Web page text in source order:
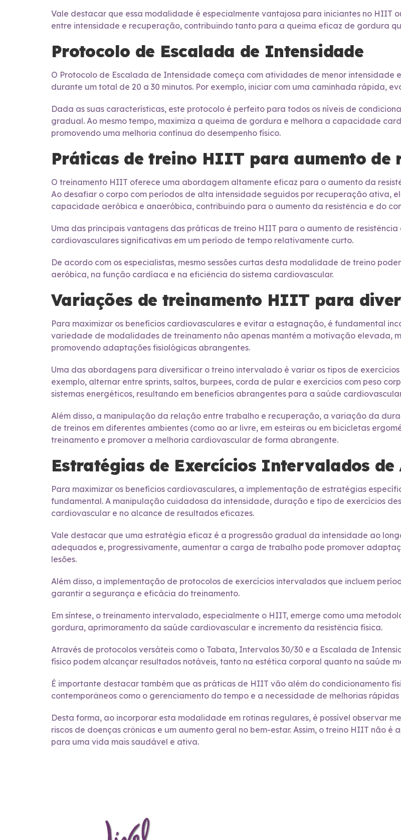
Vale destacar que essa modalidade é especialmente vantajosa para iniciantes no HIIT
entre intensidade e recuperação, contribuindo tanto para a queima eficaz de gordura
Protocolo de Escalada de Intensidade
O Protocolo de Escalada de Intensidade começa com atividades de menor
durante um total de 20 a 30 minutos. Por exemplo, iniciar com uma caminhada rápida,
Dada as suas características, este protocolo é perfeito para todos os níveis de
gradual. Ao mesmo tempo, maximiza a queima de gordura e melhora a capacidade
promovendo uma melhoria contínua do desempenho físico.
Práticas de treino HIIT para aumento de
O treinamento HIIT oferece uma abordagem altamente eficaz para o aumento da
Ao desafiar o corpo com períodos de alta intensidade seguidos por recuperação ativa,
capacidade aeróbica e anaeróbica, contribuindo para o aumento da resistência e do
Uma das principais vantagens das práticas de treino HIIT para o aumento de
cardiovasculares significativas em um período de tempo relativamente curto.
De acordo com os especialistas, mesmo sessões curtas desta modalidade de treino
aeróbica, na função cardíaca e na eficiência do sistema cardiovascular.
Variações de treinamento HIIT para
Para maximizar os benefícios cardiovasculares e evitar a estagnação, é fundamental
variedade de modalidades de treinamento não apenas mantém a motivação elevada,
promovendo adaptações fisiológicas abrangentes.
Uma das abordagens para diversificar o treino intervalado é variar os tipos de
exemplo, alternar entre sprints, saltos, burpees, corda de pular e exercícios com peso
sistemas energéticos, resultando em benefícios abrangentes para a saúde
Além disso, a manipulação da relação entre trabalho e recuperação, a variação da
de treinos em diferentes ambientes (como ao ar livre, em esteiras ou em bicicletas
treinamento e promover a melhoria cardiovascular de forma abrangente.
Estratégias de Exercícios Intervalados
Para maximizar os benefícios cardiovasculares, a implementação de estratégias
fundamental. A manipulação cuidadosa da intensidade, duração e tipo de exercícios
cardiovascular e no alcance de resultados eficazes.
Vale destacar que uma estratégia eficaz é a progressão gradual da intensidade ao
adequados e, progressivamente, aumentar a carga de trabalho pode promover
lesões.
Além disso, a implementação de protocolos de exercícios intervalados que incluem
garantir a segurança e eficácia do treinamento.
Em síntese, o treinamento intervalado, especialmente o HIIT, emerge como uma
gordura, aprimoramento da saúde cardiovascular e incremento da resistência física.
Através de protocolos versáteis como o Tabata, Intervalos 30/30 e a Escalada de
físico podem alcançar resultados notáveis, tanto na estética corporal quanto na saúde
É importante destacar também que as práticas de HIIT vão além do condicionamento
contemporâneos como o gerenciamento do tempo e a necessidade de melhorias
Desta forma, ao incorporar esta modalidade em rotinas regulares, é possível observar
riscos de doenças crônicas e um aumento geral no bem-estar. Assim, o treino HIIT não é
para uma vida mais saudável e ativa.